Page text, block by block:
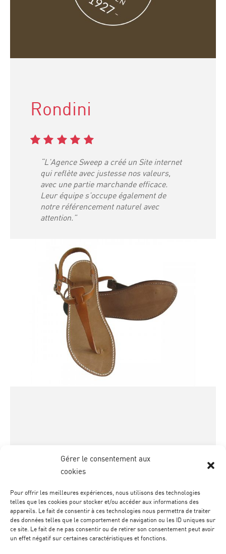
Gérer le consentement aux
cookies
Pour offrir les meilleures expériences, nous utilisons des technologies
telles que les cookies pour stocker et/ou accéder aux informations des
appareils. Le fait de consentir à ces technologies nous permettra de traiter
des données telles que le comportement de navigation ou les ID uniques sur
ce site. Le fait de ne pas consentir ou de retirer son consentement peut avoir
un effet négatif sur certaines caractéristiques et fonctions.
Rondini
“L’Agence Sweep a créé un Site internet
qui reflète avec justesse nos valeurs,
avec une partie marchande efficace.
Leur équipe s’occupe également de
notre référencement naturel avec
attention.”
CONTACT & ACCÈS